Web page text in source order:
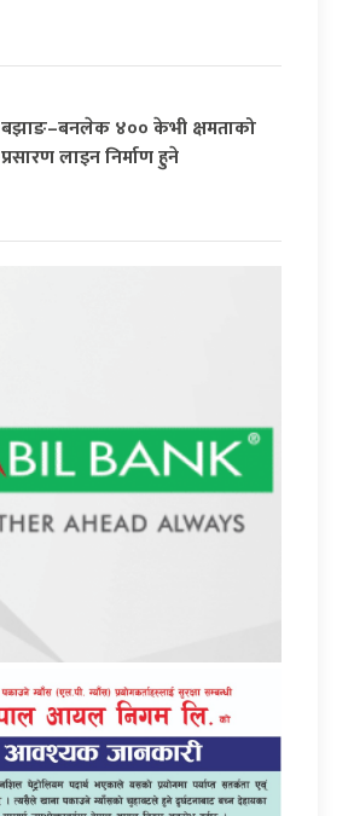
बझाङ–बनलेक ४०० केभी क्षमताको
प्रसारण लाइन निर्माण हुने